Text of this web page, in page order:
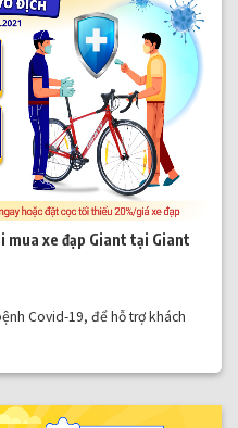
mua xe đạp Giant tại Giant
Covid-19, để hỗ trợ khách